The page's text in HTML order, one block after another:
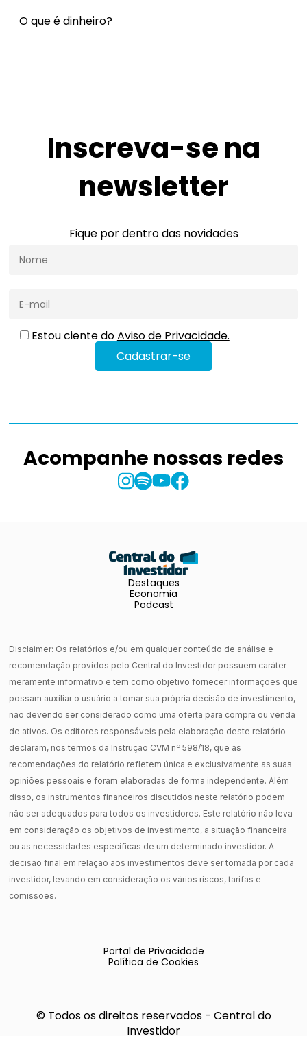
O que é dinheiro?
Inscreva-se na
newsletter
Fique por dentro das novidades
Estou ciente doAviso de Privacidade.
Acompanhe nossas redes
Destaques
Economia
Podcast
Disclaimer: Os relatórios e/ou em qualquer conteúdo de análise e
recomendação providos pelo Central do Investidor possuem caráter
meramente informativo e tem como objetivo fornecer informações que
possam auxiliar o usuário a tomar sua própria decisão de investimento,
não devendo ser considerado como uma oferta para compra ou venda
de ativos. Os editores responsáveis pela elaboração deste relatório
declaram, nos termos da Instrução CVM nº 598/18, que as
recomendações do relatório refletem única e exclusivamente as suas
opiniões pessoais e foram elaboradas de forma independente. Além
disso, os instrumentos financeiros discutidos neste relatório podem
não ser adequados para todos os investidores. Este relatório não leva
em consideração os objetivos de investimento, a situação financeira
ou as necessidades específicas de um determinado investidor. A
decisão final em relação aos investimentos deve ser tomada por cada
investidor, levando em consideração os vários riscos, tarifas e
comissões.
Portal de Privacidade
Política de Cookies
© Todos os direitos reservados - Central do
Investidor